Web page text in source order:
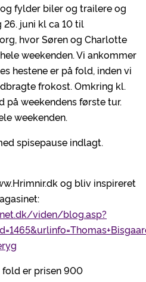
fylder biler og trailere og
juni kl ca 10 til
hvor Søren og Charlotte
weekenden. Vi ankommer
hestene er på fold, inden vi
frokost. Omkring kl.
på weekendens første tur.
weekenden.
spisepause indlagt.
og bliv inspireret
viden/blog.asp?
er prisen 900